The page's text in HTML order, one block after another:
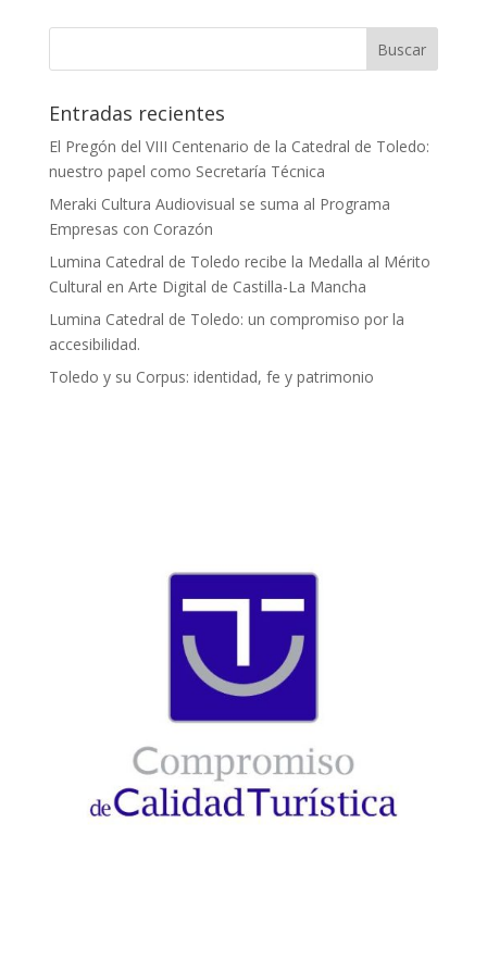
Entradas recientes
El Pregón del VIII Centenario de la Catedral de Toledo:
nuestro papel como Secretaría Técnica
Meraki Cultura Audiovisual se suma al Programa
Empresas con Corazón
Lumina Catedral de Toledo recibe la Medalla al Mérito
Cultural en Arte Digital de Castilla-La Mancha
Lumina Catedral de Toledo: un compromiso por la
accesibilidad.
Toledo y su Corpus: identidad, fe y patrimonio